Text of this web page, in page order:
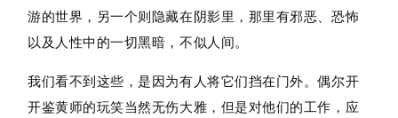
游的世界，另一个则隐藏在阴影里，那里有邪恶、恐怖
以及人性中的一切黑暗，不似人间。
我们看不到这些，是因为有人将它们挡在门外。偶尔开
开鉴黄师的玩笑当然无伤大雅，但是对他们的工作，应